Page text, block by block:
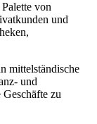
von
und
mittelständische
und
zu